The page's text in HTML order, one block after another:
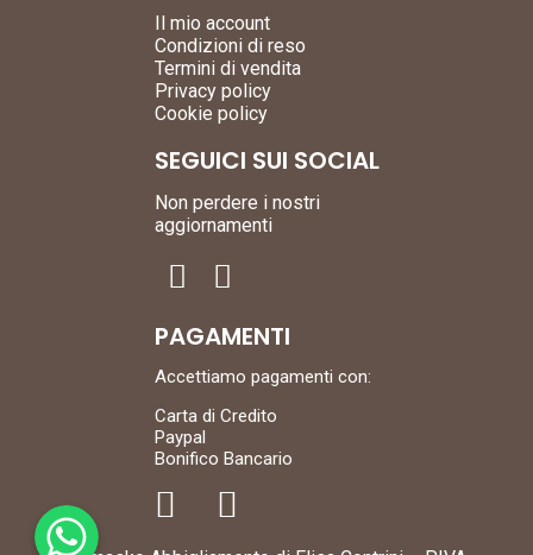
SEGUICI SUI SOCIAL
Non perdere i nostri
aggiornamenti
PAGAMENTI
Accettiamo pagamenti con:
Carta di Credito
Paypal
Bonifico Bancario
Il mio account
Condizioni di reso
Termini di vendita
Privacy policy
Cookie policy
WhatsApp
WhatsApp